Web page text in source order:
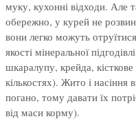
муку, кухонні відходи. Але
обережно, у курей не
вони легко можуть
якості мінеральної
шкаралупу, крейда,
кількостях). Жито і
погано, тому давати їх
від маси корму).